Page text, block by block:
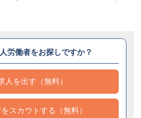
労働者をお探しですか？
人を出す（無料）
スカウトする（無料）